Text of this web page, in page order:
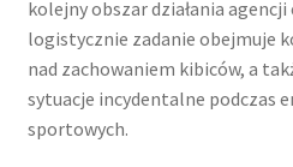
kolejny obszar działania
logistycznie zadanie obejmuje
nad zachowaniem kibiców, a
sytuacje incydentalne podczas
sportowych.